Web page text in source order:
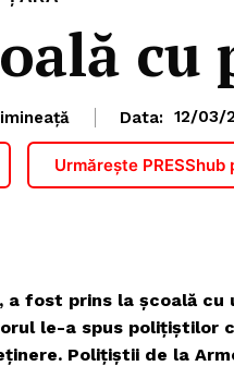
Data: 12/03/
Urmărește PRESShub
a fost prins la școală cu
le-a spus polițiștilor
Polițiștii de la